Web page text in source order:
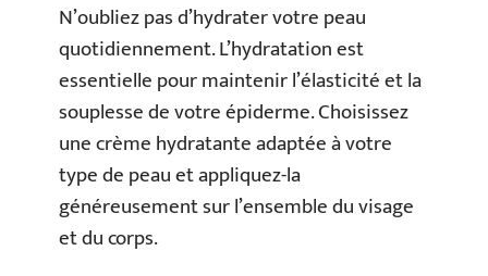
N’oubliez pas d’hydrater votre peau
quotidiennement. L’hydratation est
essentielle pour maintenir l’élasticité et la
souplesse de votre épiderme. Choisissez
une crème hydratante adaptée à votre
type de peau et appliquez-la
généreusement sur l’ensemble du visage
et du corps.